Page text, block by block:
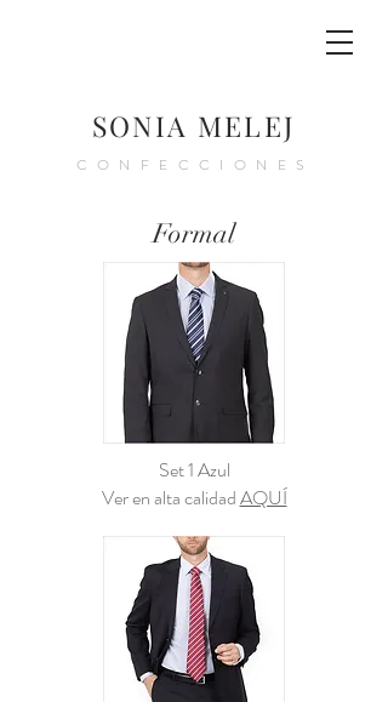
SONIA MELEJ
CONFECCIONES
Formal
Set 1 Azul
Ver en alta calidadAQUÍ